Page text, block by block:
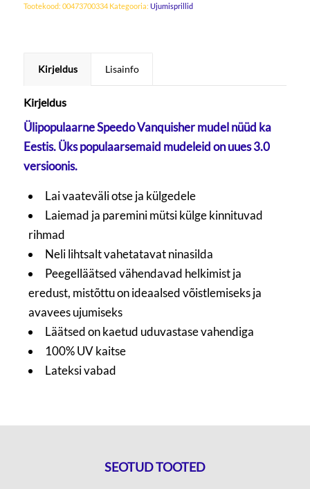
Tootekood: 00473700334 Kategooria: Ujumisprillid
Kirjeldus Lisainfo
Kirjeldus
Ülipopulaarne Speedo Vanquisher mudel nüüd ka
Eestis. Üks populaarsemaid mudeleid on uues 3.0
versioonis.
Lai vaateväli otse ja külgedele
Laiemad ja paremini mütsi külge kinnituvad
rihmad
Neli lihtsalt vahetatavat ninasilda
Peegelläätsed vähendavad helkimist ja
eredust, mistõttu on ideaalsed võistlemiseks ja
avavees ujumiseks
Läätsed on kaetud uduvastase vahendiga
100% UV kaitse
Lateksi vabad
SEOTUD TOOTED